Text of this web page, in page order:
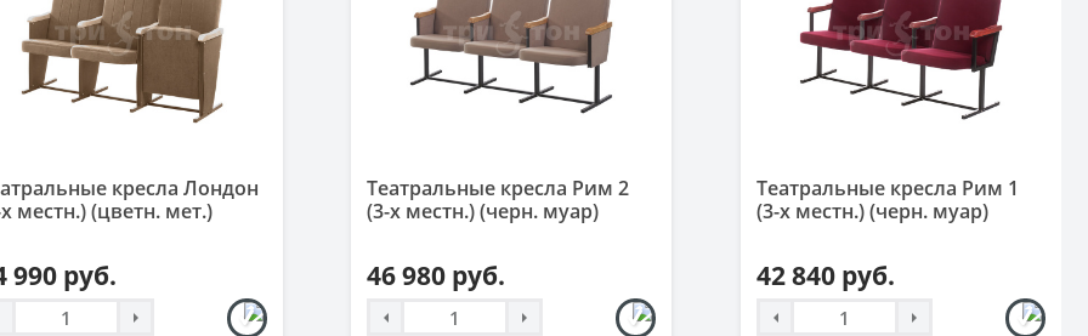
кресла Лондон
местн.) (цветн. мет.)
990 руб.
Театральные кресла Рим 2
(3-х местн.) (черн. муар)
46 980 руб.
Театральные кресла Рим 1
(3-х местн.) (черн. муар)
42 840 руб.